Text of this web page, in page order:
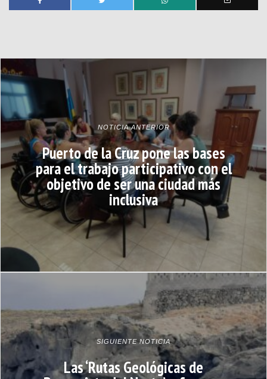
NOTICIA ANTERIOR
Puerto de la Cruz pone las bases
para el trabajo participativo con el
objetivo de ser una ciudad más
inclusiva
SIGUIENTE NOTICIA
Las ‘Rutas Geológicas de